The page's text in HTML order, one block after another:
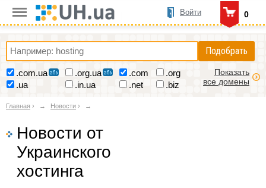
0
Войти
Подобрать
.com.ua .org.ua .com
.org
.ua
.in.ua .net .biz
Показать
все домены
Главная › Новости ›
Новости от
Украинского
хостинга